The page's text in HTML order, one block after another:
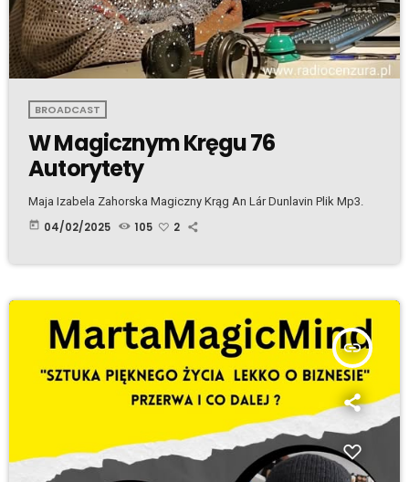
BROADCAST
W Magicznym Kręgu 76
Autorytety
Maja Izabela Zahorska Magiczny Krąg An Lár Dunlavin Plik Mp3.
today 04/02/2025 105 2
insert_link